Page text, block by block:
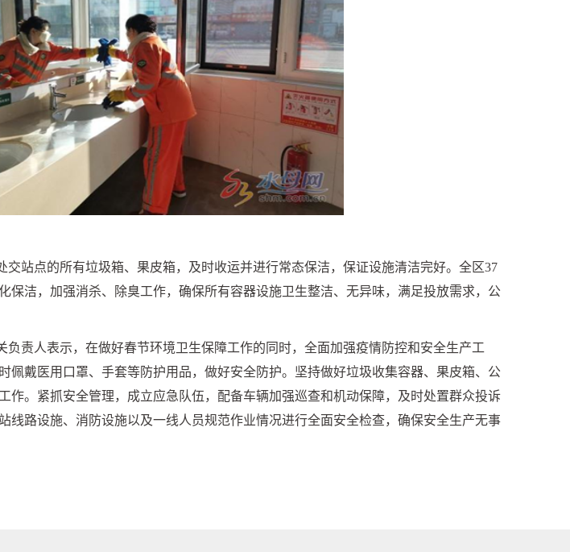
交站点的所有垃圾箱、果皮箱，及时收运并进行常态保洁，保证设施清洁完好。全区37
保洁，加强消杀、除臭工作，确保所有容器设施卫生整洁、无异味，满足投放需求，公
负责人表示，在做好春节环境卫生保障工作的同时，全面加强疫情防控和安全生产工
佩戴医用口罩、手套等防护用品，做好安全防护。坚持做好垃圾收集容器、果皮箱、公
作。紧抓安全管理，成立应急队伍，配备车辆加强巡查和机动保障，及时处置群众投诉
线路设施、消防设施以及一线人员规范作业情况进行全面安全检查，确保安全生产无事